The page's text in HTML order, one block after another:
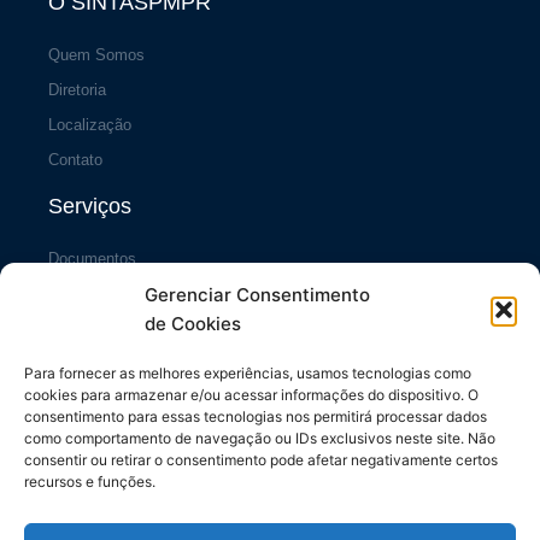
Gerenciar Consentimento
de Cookies
Para fornecer as melhores experiências, usamos tecnologias como
cookies para armazenar e/ou acessar informações do dispositivo. O
consentimento para essas tecnologias nos permitirá processar dados
como comportamento de navegação ou IDs exclusivos neste site. Não
consentir ou retirar o consentimento pode afetar negativamente certos
recursos e funções.
Quem Somos
Diretoria
Localização
Contato
Serviços
Documentos
Portal da Transparência
Sistema SiscCG
Área do Sócio
Links Úteis
Repasses ao Município